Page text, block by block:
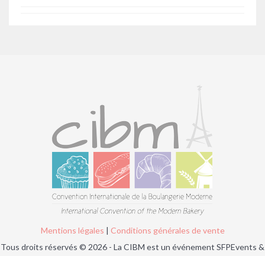
Mentions légales | Conditions générales de vente
Tous droits réservés © 2026 - La CIBM est un événement SFPEvents &